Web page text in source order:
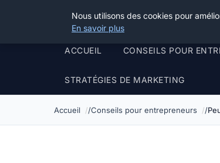
Henry Panky
ACCUEIL CONSEILS POUR
STRATÉGIES DE MARKETING
Accueil Conseils pour entrepreneurs
Nous utilisons des cookies pour
En savoir plus